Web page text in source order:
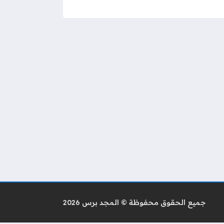
جميع الحقوق محفوظة © المجد برس 2026